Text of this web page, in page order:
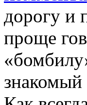
дорогу и
проще